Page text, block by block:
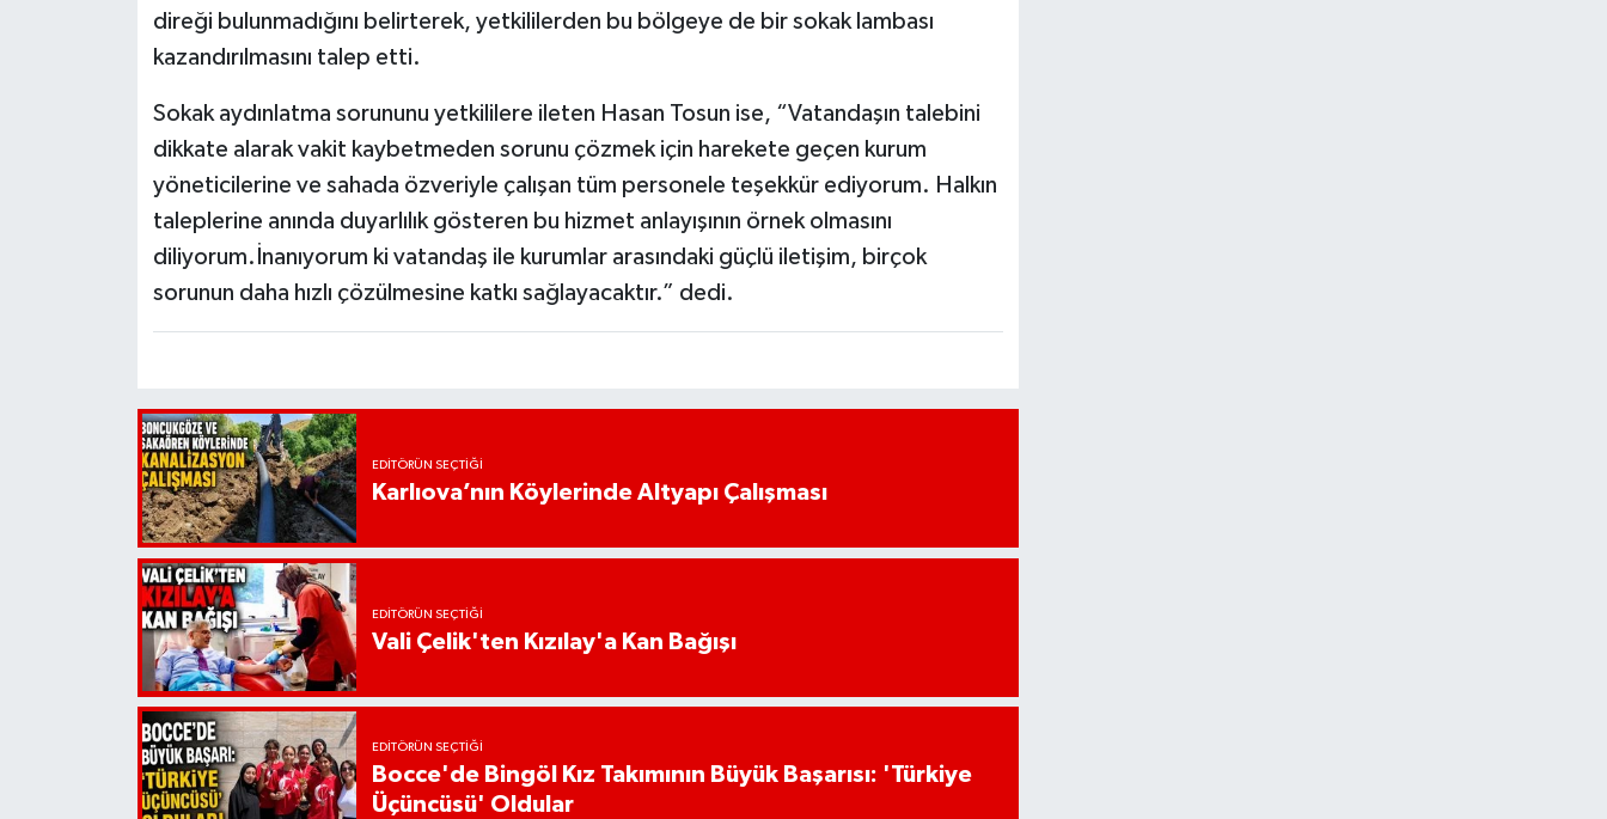
direği bulunmadığını belirterek, yetkililerden bu bölgeye de bir sokak lambası
kazandırılmasını talep etti.
Sokak aydınlatma sorununu yetkililere ileten Hasan Tosun ise, “Vatandaşın talebini
dikkate alarak vakit kaybetmeden sorunu çözmek için harekete geçen kurum
yöneticilerine ve sahada özveriyle çalışan tüm personele teşekkür ediyorum. Halkın
taleplerine anında duyarlılık gösteren bu hizmet anlayışının örnek olmasını
diliyorum.İnanıyorum ki vatandaş ile kurumlar arasındaki güçlü iletişim, birçok
sorunun daha hızlı çözülmesine katkı sağlayacaktır.” dedi.
EDITÖRÜN SEÇTIĞI
Karlıova’nın Köylerinde Altyapı Çalışması
EDITÖRÜN SEÇTIĞI
Vali Çelik'ten Kızılay'a Kan Bağışı
EDITÖRÜN SEÇTIĞI
Bocce'de Bingöl Kız Takımının Büyük Başarısı: 'Türkiye
Üçüncüsü' Oldular